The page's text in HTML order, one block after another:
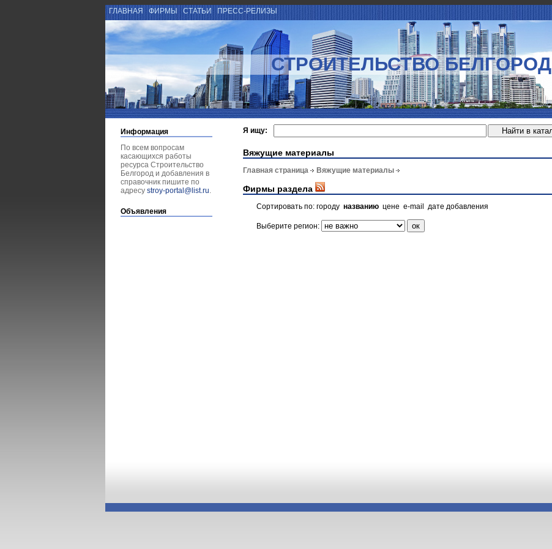
ГЛАВНАЯ ФИРМЫ СТАТЬИ ПРЕСС-РЕЛИЗЫ
СТРОИТЕЛЬСТВО БЕЛГОРОД
Информация
По всем вопросам
касающихся работы
ресурса Строительство
Белгород и добавления в
справочник пишите по
адресу stroy-portal@list.ru.
Объявления
Я ищу:
Вяжущие материалы
Главная страница Вяжущие материалы
Фирмы раздела
Сортировать по: городу названию цене e-mail дате добавления
Выберите регион: